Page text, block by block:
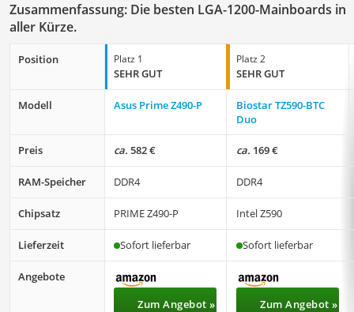
Zusammenfassung: Die besten LGA-1200-Mainboards in
aller Kürze.
Position Platz 1
SEHR GUT
Platz 2
SEHR GUT
Modell Asus Prime Z490-P
Biostar TZ590-BTC
Duo
Preis ca. 582 € ca. 169 €
RAM-Speicher DDR4 DDR4
Chipsatz PRIME Z490-P Intel Z590
Lieferzeit Sofort lieferbar Sofort lieferbar
Angebote
Zum Angebot »
Zum Angebot »